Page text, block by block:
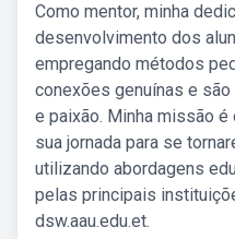
Como mentor, minha
desenvolvimento dos
empregando métodos
conexões genuínas e
e paixão. Minha missão
sua jornada para se
utilizando abordagens
pelas principais
dsw.aau.edu.et.